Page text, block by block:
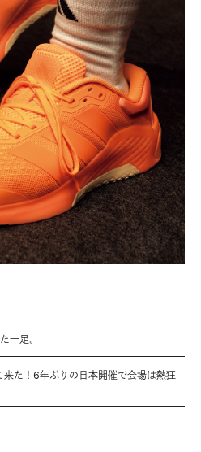
一足。
た！6年ぶりの日本開催で会場は熱狂